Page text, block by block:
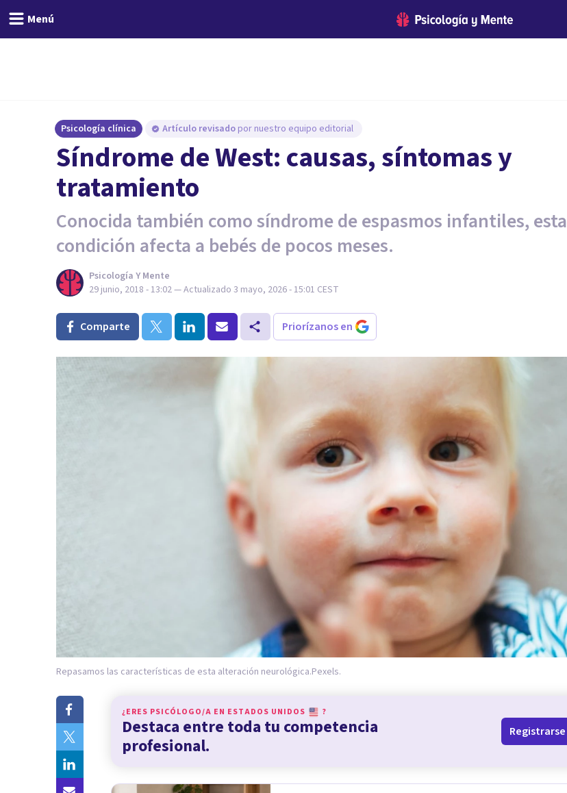
Menú
Psicología clínica Artículo revisado por nuestro equipo editorial
Síndrome de West: causas, síntomas y
tratamiento
Conocida también como síndrome de espasmos infantiles, esta
condición afecta a bebés de pocos meses.
Psicología Y Mente
29 junio, 2018 - 13:02— Actualizado 3 mayo, 2026 - 15:01 CEST
Comparte Priorízanos en
Repasamos las características de esta alteración neurológica.Pexels.
¿ERES PSICÓLOGO/A EN ESTADOS UNIDOS ?
Destaca entre toda tu competencia
profesional.
Registrarse